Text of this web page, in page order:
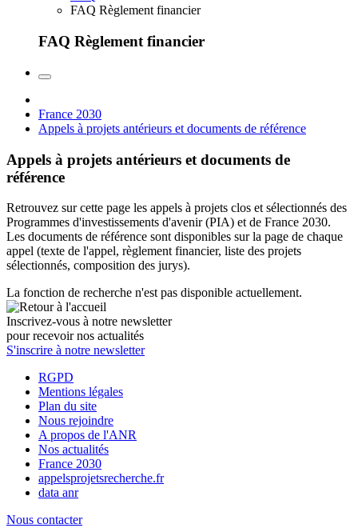
FAQ Règlement financier
FAQ Règlement financier
France 2030
Appels à projets antérieurs et documents de référence
Appels à projets antérieurs et documents de
référence
Retrouvez sur cette page les appels à projets clos et sélectionnés des
Programmes d'investissements d'avenir (PIA) et de France 2030.
Les documents de référence sont disponibles sur la page de chaque
appel (texte de l'appel, règlement financier, liste des projets
sélectionnés, composition des jurys).
La fonction de recherche n'est pas disponible actuellement.
Inscrivez-vous à notre newsletter
pour recevoir nos actualités
S'inscrire à notre newsletter
RGPD
Mentions légales
Plan du site
Nous rejoindre
A propos de l'ANR
Nos actualités
France 2030
appelsprojetsrecherche.fr
data anr
Nous contacter